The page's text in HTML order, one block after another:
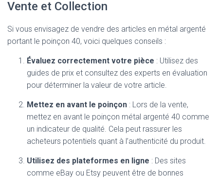
Vente et Collection
Si vous envisagez de vendre des articles en métal argenté
portant le poinçon 40, voici quelques conseils :
Évaluez correctement votre pièce : Utilisez des
guides de prix et consultez des experts en évaluation
pour déterminer la valeur de votre article.
Mettez en avant le poinçon : Lors de la vente,
mettez en avant le poinçon métal argenté 40 comme
un indicateur de qualité. Cela peut rassurer les
acheteurs potentiels quant à l’authenticité du produit.
Utilisez des plateformes en ligne : Des sites
comme eBay ou Etsy peuvent être de bonnes